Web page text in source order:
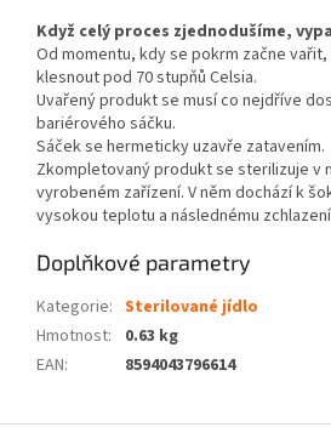
Když celý proces zjednodušíme,
Od momentu, kdy se pokrm začne
klesnout pod 70 stupňů Celsia.
Uvařený produkt se musí co nejdříve
bariérového sáčku.
Sáček se hermeticky uzavře zatavením.
Zkompletovaný produkt se sterilizuje v
vyrobeném zařízení. V něm dochází k
vysokou teplotu a následnému
Doplňkové parametry
Kategorie: Sterilované jídlo
Hmotnost:
0.63 kg
EAN: 8594043796614